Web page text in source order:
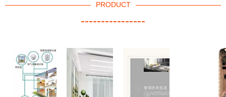
PRODUCT
----------------